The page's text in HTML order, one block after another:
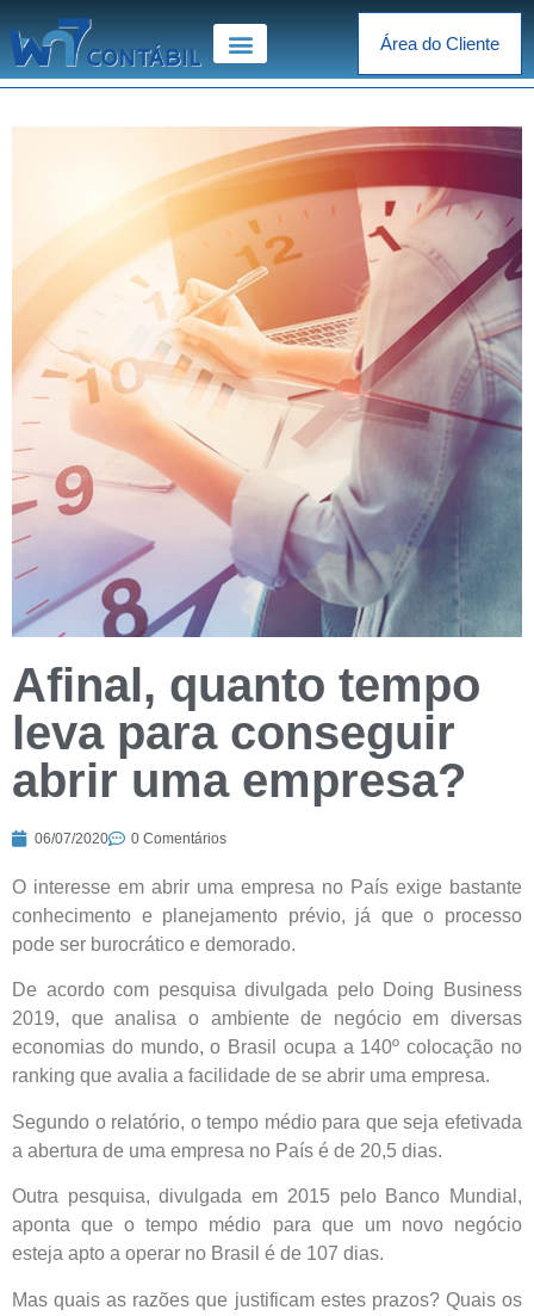
Área do Cliente
Afinal, quanto tempo
leva para conseguir
abrir uma empresa?
06/07/2020 0 Comentários
O interesse em abrir uma empresa no País exige bastante
conhecimento e planejamento prévio, já que o processo
pode ser burocrático e demorado.
De acordo com pesquisa divulgada pelo Doing Business
2019, que analisa o ambiente de negócio em diversas
economias do mundo, o Brasil ocupa a 140º colocação no
ranking que avalia a facilidade de se abrir uma empresa.
Segundo o relatório, o tempo médio para que seja efetivada
a abertura de uma empresa no País é de 20,5 dias.
Outra pesquisa, divulgada em 2015 pelo Banco Mundial,
aponta que o tempo médio para que um novo negócio
esteja apto a operar no Brasil é de 107 dias.
Mas quais as razões que justificam estes prazos? Quais os